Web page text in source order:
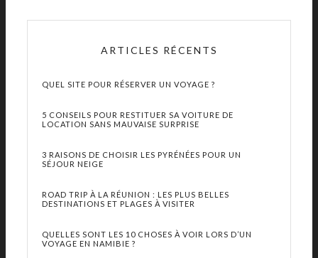
ARTICLES RÉCENTS
QUEL SITE POUR RÉSERVER UN VOYAGE ?
5 CONSEILS POUR RESTITUER SA VOITURE DE
LOCATION SANS MAUVAISE SURPRISE
3 RAISONS DE CHOISIR LES PYRÉNÉES POUR UN
SÉJOUR NEIGE
ROAD TRIP À LA RÉUNION : LES PLUS BELLES
DESTINATIONS ET PLAGES À VISITER
QUELLES SONT LES 10 CHOSES À VOIR LORS D’UN
VOYAGE EN NAMIBIE ?